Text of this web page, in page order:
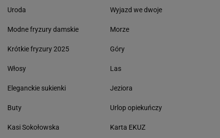
Uroda
Modne fryzury damskie
Krótkie fryzury 2025
Włosy
Eleganckie sukienki
Buty
Kasi Sokołowska
Wyjazd we dwoje
Morze
Góry
Las
Jeziora
Urlop opiekuńczy
Karta EKUZ